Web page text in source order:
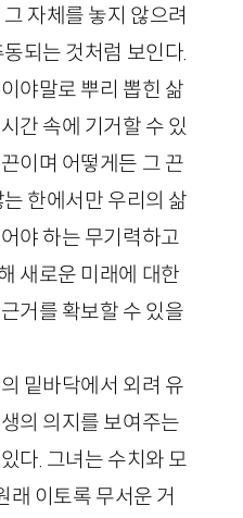
자체를 놓지 않으려
되는 것처럼 보인다.
야말로 뿌리 뽑힌 삶
간 속에 기거할 수 있
이며 어떻게든 그 끈
한에서만 우리의 삶
야 하는 무기력하고
새로운 미래에 대한
거를 확보할 수 있을
밑바닥에서 외려 유
의 의지를 보여주는
다. 그녀는 수치와 모
래 이토록 무서운 거